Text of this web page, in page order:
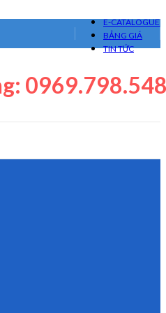
E-CATALOGUE
BẢNG GIÁ
TIN TỨC